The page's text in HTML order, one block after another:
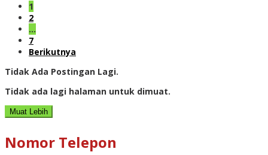
1
2
…
7
Berikutnya
Tidak Ada Postingan Lagi.
Tidak ada lagi halaman untuk dimuat.
Muat Lebih
Nomor Telepon